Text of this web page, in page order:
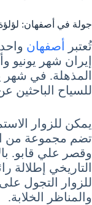
جولة في أصفهان: لؤلؤة
تُعتبر أصفهان
إيران شهر يونيو
المذهلة. في شهر
للسياح الباحثين
يمكن للزوار
تضم مجموعة من
وقصر علي قابو.
التاريخي إطلالة
للزوار التجول على
والمناظر الخلابة.